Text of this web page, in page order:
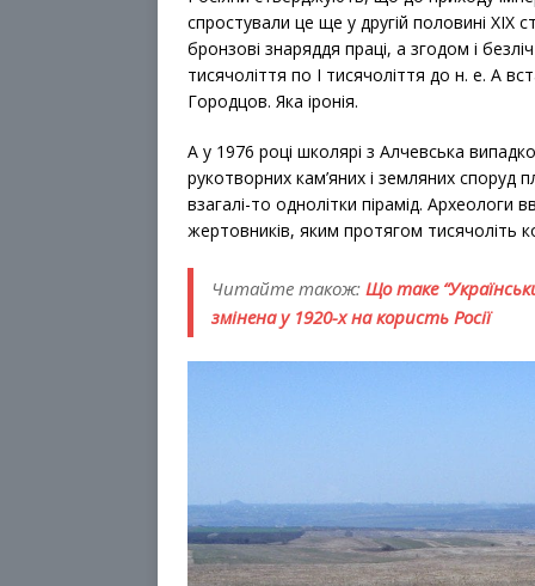
спростували це ще у другій половині XIX
бронзові знаряддя праці, а згодом і
тисячоліття по I тисячоліття до н. е. А
Городцов. Яка іронія.
А у 1976 році школярі з Алчевська
рукотворних кам’яних і земляних
взагалі-то однолітки пірамід.
жертовників, яким протягом тисячоліть
Читайте також: Що таке
змінена у 1920-х на користь Росії